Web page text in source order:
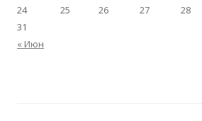
24
25 26 27 28
31
« Июн